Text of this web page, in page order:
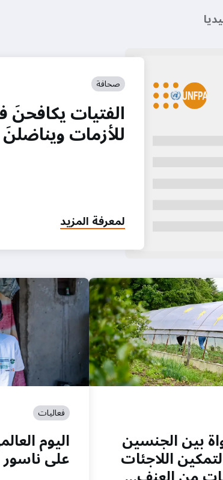
صحافة
الفتيات يكافحنَ
للأزمات
لمعرفة المزيد
بين الجنسين
اللاجئات
فعاليات
اليوم
على ناسور